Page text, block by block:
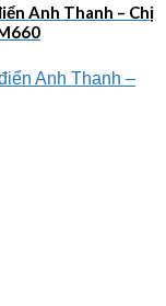
Anh Thanh – Chị
Anh Thanh –